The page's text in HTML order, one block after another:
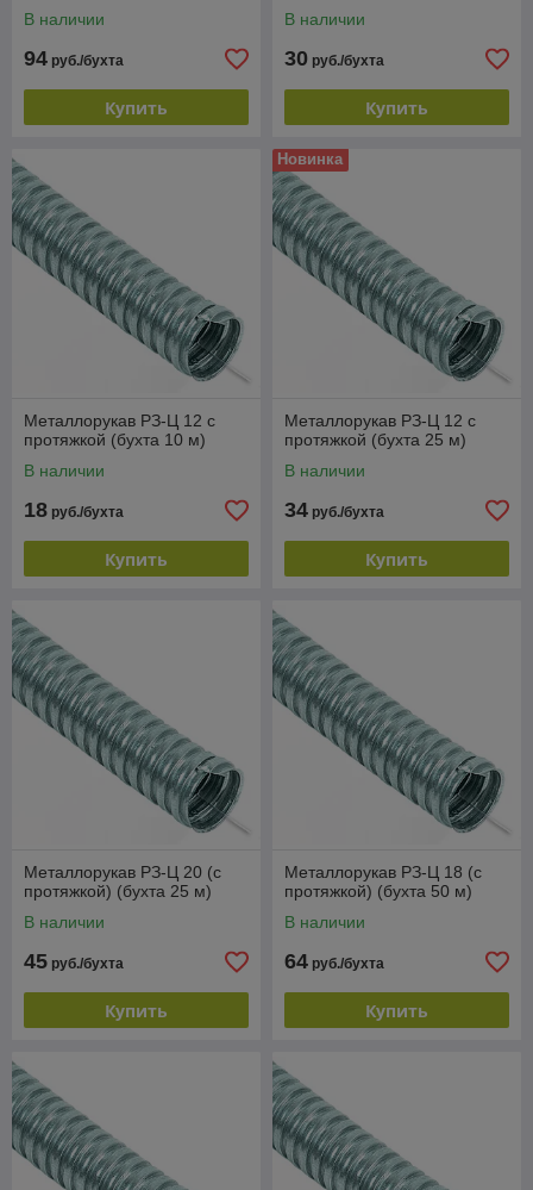
В наличии
94 руб./бухта
Купить
В наличии
30 руб./бухта
Купить
Металлорукав РЗ-Ц 12 с
протяжкой (бухта 10 м)
В наличии
18 руб./бухта
Купить
Новинка
Металлорукав РЗ-Ц 12 с
протяжкой (бухта 25 м)
В наличии
34 руб./бухта
Купить
Металлорукав РЗ-Ц 20 (с
протяжкой) (бухта 25 м)
В наличии
45 руб./бухта
Купить
Металлорукав РЗ-Ц 18 (с
протяжкой) (бухта 50 м)
В наличии
64 руб./бухта
Купить